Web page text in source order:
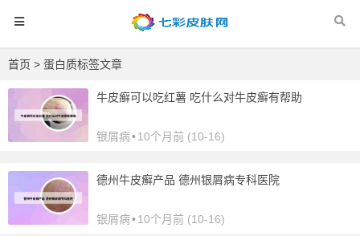
首页 > 蛋白质标签文章
牛皮癣可以吃红薯 吃什么对牛皮癣有帮助
银屑病•10个月前 (10-16)
德州牛皮癣产品 德州银屑病专科医院
银屑病•10个月前 (10-16)